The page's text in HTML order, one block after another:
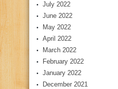
July 2022
June 2022
May 2022
April 2022
March 2022
February 2022
January 2022
December 2021